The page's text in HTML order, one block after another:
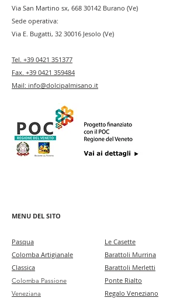
Via San Martino sx, 668 30142 Burano (Ve)
Sede operativa:
Via E. Bugatti, 32 30016 Jesolo (Ve)
Tel. +39 0421 351377
Fax. +39 0421 359484
Mail: info@dolcipalmisano.it
MENU DEL SITO
Pasqua
Colomba Artigianale
Classica
Colomba Passione
Veneziana
Le Casette
Barattoli Murrina
Barattoli Merletti
Ponte Rialto
Regalo Veneziano